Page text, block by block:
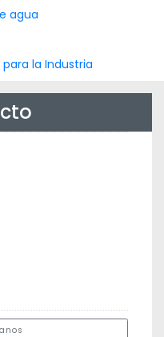
agua
la Industria